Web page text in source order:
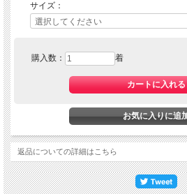
サイズ：
購入数： 着
返品についての詳細はこちら